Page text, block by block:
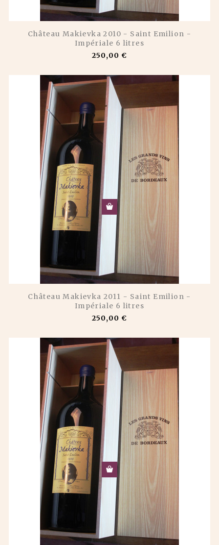
Château Makievka 2010 - Saint Emilion -
Impériale 6 litres
250,00 €
Château Makievka 2011 - Saint Emilion -
Impériale 6 litres
250,00 €